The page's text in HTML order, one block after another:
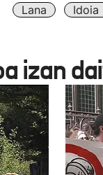
Lana
Idoia
izan